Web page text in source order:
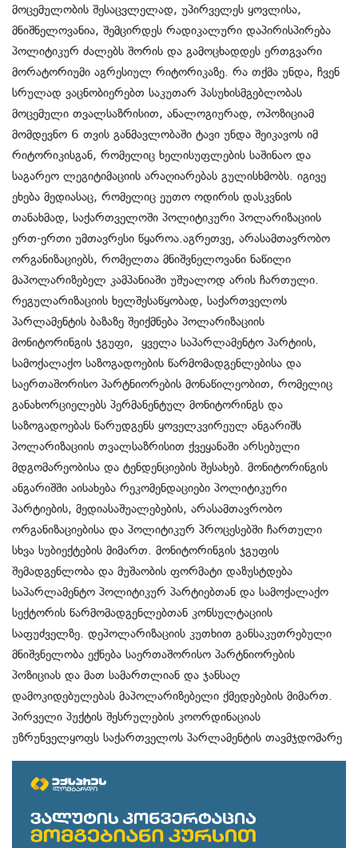
მოცემულობის შესაცვლელად, უპირველეს ყოვლისა,
მნიშნელოვანია, შემცირდეს რადიკალური დაპირისპირება
პოლიტიკურ ძალებს შორის და გამოცხადდეს ერთგვარი
მორატორიუმი აგრესიულ რიტორიკაზე. რა თქმა უნდა, ჩვენ
სრულად ვაცნობიერებთ საკუთარ პასუხისმგებლობას
მოცემული თვალსაზრისით, ანალოგიურად, ოპოზიციამ
მომდევნო 6 თვის განმავლობაში ტავი უნდა შეიკავოს იმ
რიტორიკისგან, რომელიც ხელისუფლების საშინაო და
საგარეო ლეგიტიმაციის არაღიარებას გულისხმობს. იგივე
ეხება მედიასაც, რომელიც ეუთო ოდირის დასკვნის
თანახმად, საქართველოში პოლიტიკური პოლარიზაციის
ერთ-ერთი უმთავრესი წყაროა.აგრეთვე, არასამთავრობო
ორგანიზაციებს, რომელთა მნიშვნელოვანი ნაწილი
მაპოლარიზებელ კამპანიაში უშუალოდ არის ჩართული.
რეგულარიზაციის ხელშესაწყობად, საქართველოს
პარლამენტის ბაზაზე შეიქმნება პოლარიზაციის
მონიტორინგის ჯგუფი, ყველა საპარლამენტო პარტიის,
სამოქალაქო საზოგადოების წარმომადგენლებისა და
საერთაშორისო პარტნიორების მონაწილეობით, რომელიც
განახორციელებს პერმანენტულ მონიტორინგს და
საზოგადოებას წარუდგენს ყოველკვირეულ ანგარიშს
პოლარიზაციის თვალსაზრისით ქვეყანაში არსებული
მდგომარეობისა და ტენდენციების შესახებ. მონიტორინგის
ანგარიშში აისახება რეკომენდაციები პოლიტიკური
პარტიების, მედიასაშუალებების, არასამთავრობო
ორგანიზაციებისა და პოლიტიკურ პროცესებში ჩართული
სხვა სუბიექტების მიმართ. მონიტორინგის ჯგუფის
შემადგენლობა და მუშაობის ფორმატი დაზუსტდება
საპარლამენტო პოლიტიკურ პარტიებთან და სამოქალაქო
სექტორის წარმომადგენლებთან კონსულტაციის
საფუძველზე. დეპოლარიზაციის კუთხით განსაკუთრებული
მნიშვნელობა ექნება საერთაშორისო პარტნიორების
პოზიციას და მათ სამართლიან და ჯანსაღ
დამოკიდებულებას მაპოლარიზებელი ქმედებების მიმართ.
პირველი პუქტის შესრულების კოორდინაციას
უზრუნველყოფს საქართველოს პარლამენტის თავმჯდომარე